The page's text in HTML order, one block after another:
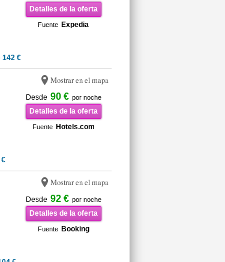
Detalles de la oferta
Fuente Expedia
142 €
Mostrar en el mapa
Desde 90 € por noche
Detalles de la oferta
Fuente Hotels.com
Mostrar en el mapa
Desde 92 € por noche
Detalles de la oferta
Fuente Booking